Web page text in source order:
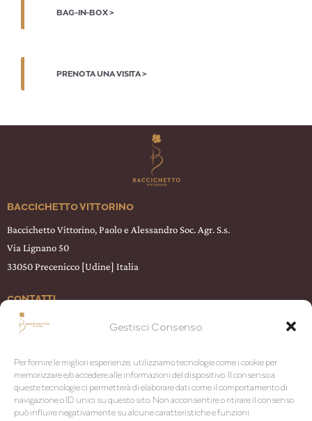
Gestisci Consenso
Per fornire le migliori esperienze, utilizziamo tecnologie come i cookie per
memorizzare e/o accedere alle informazioni del dispositivo. Il consenso a
queste tecnologie ci permetterà di elaborare dati come il comportamento di
navigazione o ID unici su questo sito. Non acconsentire o ritirare il consenso
può influire negativamente su alcune caratteristiche e funzioni.
BAG-IN-BOX >
PRENOTA UNA VISITA >
BACCICHETTO VITTORINO
Baccichetto Vittorino, Paolo e Alessandro Soc. Agr. S.s.
Via Lignano 50
33050 Precenicco [Udine] Italia
CONTATTI
T +39 0431 58209
info@baccichettovittorino.it
SOCIAL